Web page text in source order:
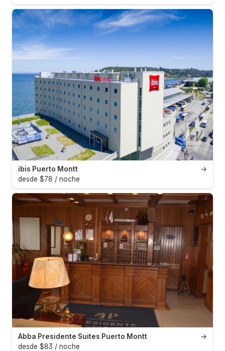
→
ibis Puerto Montt
desde $78 / noche
→
Abba Presidente Suites Puerto Montt
desde $83 / noche